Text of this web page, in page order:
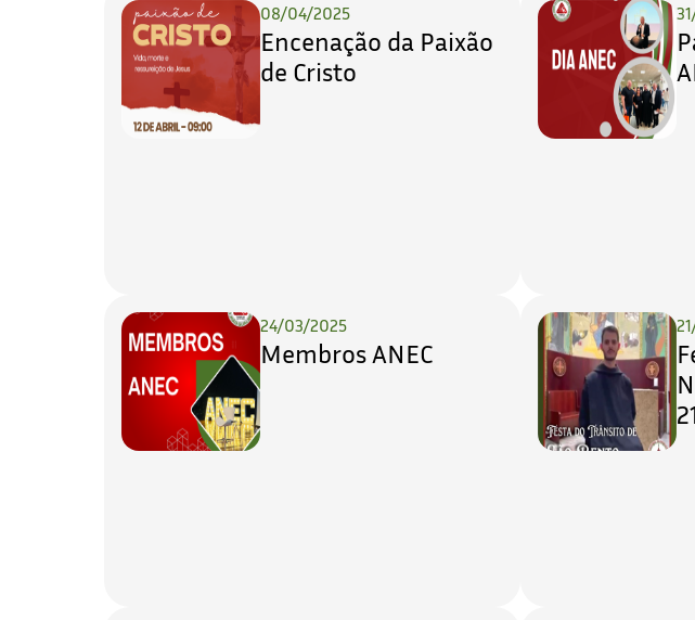
08/04/2025
Encenação da Paixão
de Cristo
24/03/2025
Membros ANEC